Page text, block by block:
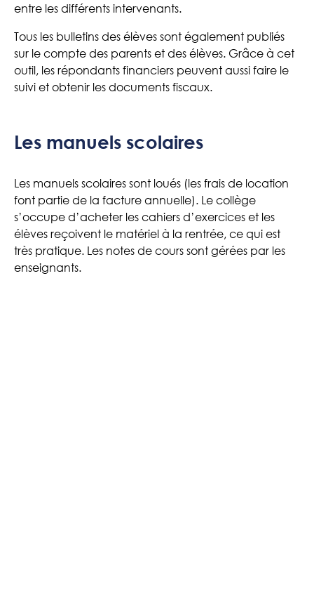
entre les différents intervenants.
Tous les bulletins des élèves sont également publiés
sur le compte des parents et des élèves. Grâce à cet
outil, les répondants financiers peuvent aussi faire le
suivi et obtenir les documents fiscaux.
Les manuels scolaires
Les manuels scolaires sont loués (les frais de location
font partie de la facture annuelle). Le collège
s’occupe d’acheter les cahiers d’exercices et les
élèves reçoivent le matériel à la rentrée, ce qui est
très pratique. Les notes de cours sont gérées par les
enseignants.